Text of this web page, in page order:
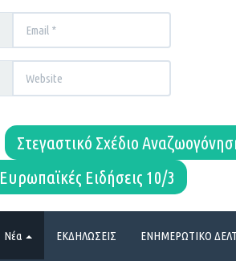
Στεγαστικό Σχέδιο
Ευρωπαϊκές Ειδήσεις 10/3
Νέα ΕΚΔΗΛΩΣΕΙΣ ΕΝΗΜΕΡΩΤΙΚΟ